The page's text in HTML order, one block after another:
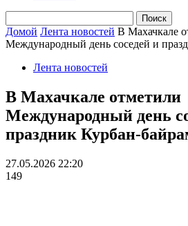
Домой Лента новостей В Махачкале
Международный день соседей и
Лента новостей
В Махачкале отметили
Международный день
праздник Курбан-
27.05.2026 22:20
149